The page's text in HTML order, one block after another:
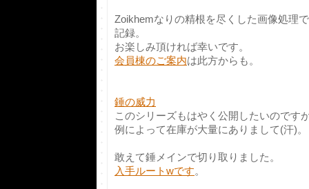
Zoikhemなりの精根を尽くした画像処理
記録。
お楽しみ頂ければ幸いです。
会員棟のご案内は此方からも。
錘の威力
このシリーズもはやく公開したいのです
例によって在庫が大量にありまして(汗)。
敢えて錘メインで切り取りました。
入手ルートwです。